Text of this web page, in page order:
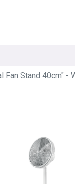
Fan Stand 40cm" -